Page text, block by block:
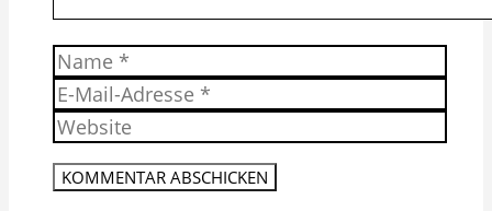
Name
E-
Mail-
Adresse
Website